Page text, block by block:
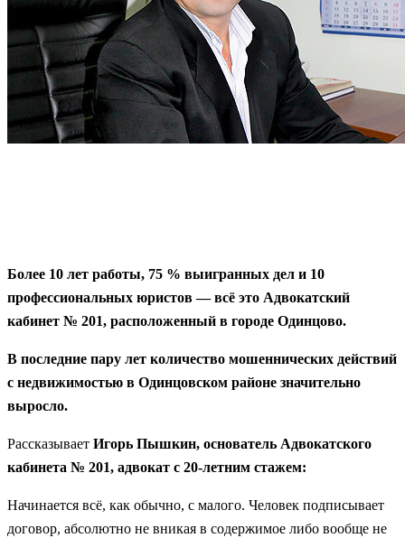
Более 10 лет работы, 75 % выигранных дел и 10
профессиональных юристов — всё это Адвокатский
кабинет № 201, расположенный в городе Одинцово.
В последние пару лет количество мошеннических действий
с недвижимостью в Одинцовском районе значительно
выросло.
Рассказывает Игорь Пышкин, основатель Адвокатского
кабинета № 201, адвокат с 20-летним стажем:
Начинается всё, как обычно, с малого. Человек подписывает
договор, абсолютно не вникая в содержимое либо вообще не